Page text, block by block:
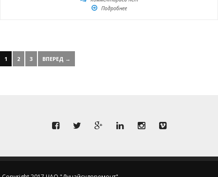
Подробнее
1 2 3 ВПЕРЕД →